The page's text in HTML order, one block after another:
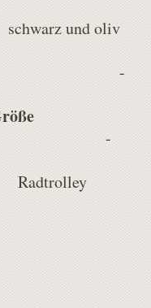
oliv
-
und 2-